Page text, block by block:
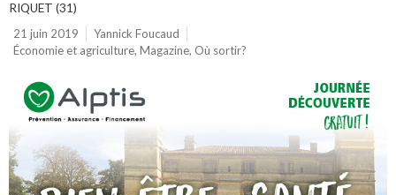
RIQUET (31)
21 juin 2019
Yannick Foucaud
Économie et agriculture, Magazine, Où sortir?